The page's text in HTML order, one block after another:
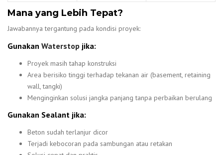
Mana yang Lebih Tepat?
Jawabannya tergantung pada kondisi proyek:
Gunakan Waterstop jika:
Proyek masih tahap konstruksi
Area berisiko tinggi terhadap tekanan air (basement, retaining
wall, tangki)
Menginginkan solusi jangka panjang tanpa perbaikan berulang
Gunakan Sealant jika:
Beton sudah terlanjur dicor
Terjadi kebocoran pada sambungan atau retakan